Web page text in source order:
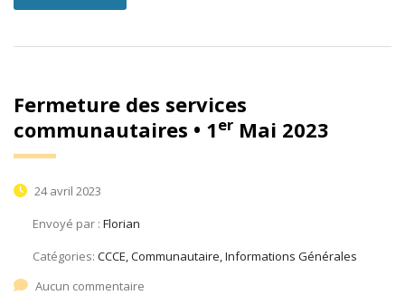
Fermeture des services
communautaires • 1er Mai 2023
24 avril 2023
Envoyé par : Florian
Catégories: CCCE, Communautaire, Informations Générales
Aucun commentaire